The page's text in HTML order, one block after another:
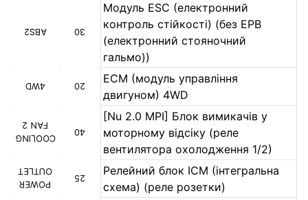
ABS2 30
Модуль ESC (електронний
контроль стійкості) (без EPB
(електронний стояночний
гальмо))
4WD 20
ECM (модуль управління
двигуном) 4WD
COOLING
FAN 2
40
[Nu 2.0 MPI] Блок вимикачів у
моторному відсіку (реле
вентилятора охолодження 1/2)
POWER
OUTLET
25
Релейний блок ICM (інтегральна
схема) (реле розетки)